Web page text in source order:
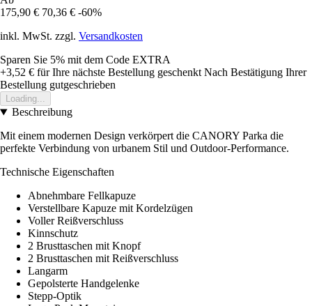
175,90 € 70,36 € -60%
inkl. MwSt. zzgl. Versandkosten
Sparen Sie 5% mit dem Code EXTRA
+3,52 € für Ihre nächste Bestellung geschenkt Nach Bestätigung Ihrer
Bestellung gutgeschrieben
Loading...
Beschreibung
Mit einem modernen Design verkörpert die CANORY Parka die
perfekte Verbindung von urbanem Stil und Outdoor-Performance.
Technische Eigenschaften
Abnehmbare Fellkapuze
Verstellbare Kapuze mit Kordelzügen
Voller Reißverschluss
Kinnschutz
2 Brusttaschen mit Knopf
2 Brusttaschen mit Reißverschluss
Langarm
Gepolsterte Handgelenke
Stepp-Optik